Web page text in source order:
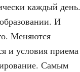
каждый день.
И
Меняются
и условия приема
Самым